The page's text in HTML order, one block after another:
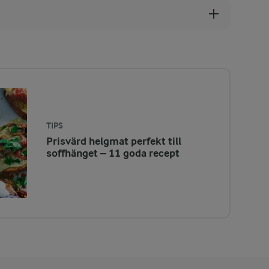
TIPS
Prisvärd helgmat perfekt till
soffhänget – 11 goda recept